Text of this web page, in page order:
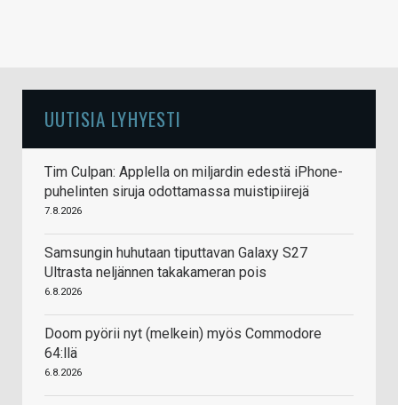
UUTISIA LYHYESTI
Tim Culpan: Applella on miljardin edestä iPhone-
puhelinten siruja odottamassa muistipiirejä
7.8.2026
Samsungin huhutaan tiputtavan Galaxy S27
Ultrasta neljännen takakameran pois
6.8.2026
Doom pyörii nyt (melkein) myös Commodore
64:llä
6.8.2026